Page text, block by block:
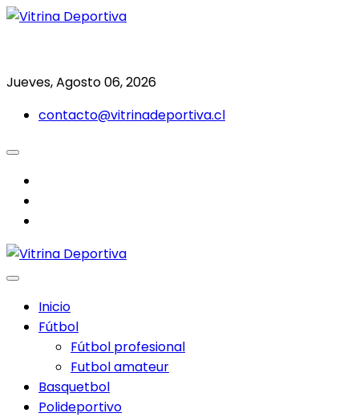
Saltar
Jueves, Agosto 06, 2026
contacto@vitrinadeportiva.cl
Inicio
Fútbol
Fútbol profesional
Futbol amateur
Basquetbol
Polideportivo